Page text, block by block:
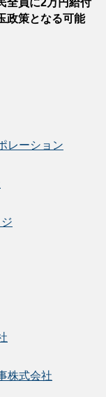
全員に2万円給付
政策となる可能
レーション
株式会社